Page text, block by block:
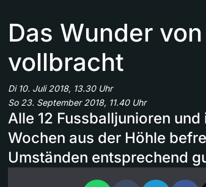
Das Wunder
vollbracht
Di 10. Juli 2018, 13.30 Uhr
So 23. September 2018, 11.40 Uhr
Alle 12 Fussballjunioren
Wochen aus der Höhle
Umständen entsprechend